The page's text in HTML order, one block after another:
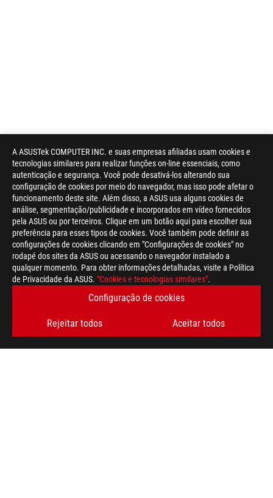
A ASUSTek COMPUTER INC. e suas empresas afiliadas usam cookies e
tecnologias similares para realizar funções on-line essenciais, como
autenticação e segurança. Você pode desativá-los alterando sua
configuração de cookies por meio do navegador, mas isso pode afetar o
funcionamento deste site. Além disso, a ASUS usa alguns cookies de
análise, segmentação/publicidade e incorporados em vídeo fornecidos
pela ASUS ou por terceiros. Clique em um botão aqui para escolher sua
preferência para esses tipos de cookies. Você também pode definir as
configurações de cookies clicando em "Configurações de cookies" no
rodapé dos sites da ASUS ou acessando o navegador instalado a
qualquer momento. Para obter informações detalhadas, visite a Política
de Privacidade da ASUS. "Cookies e tecnologias similares".
Configuração de cookies
Rejeitar todos Aceitar todos
GAMING CONSOLES PORTÁTEIS